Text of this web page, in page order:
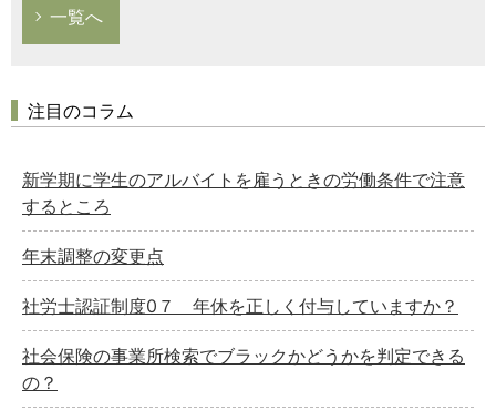
一覧へ
注目のコラム
新学期に学生のアルバイトを雇うときの労働条件で注意
するところ
年末調整の変更点
社労士認証制度0７ 年休を正しく付与していますか？
社会保険の事業所検索でブラックかどうかを判定できる
の？